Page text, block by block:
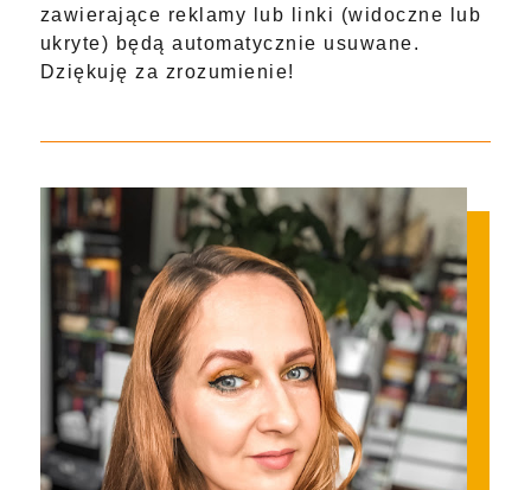
zawierające reklamy lub linki (widoczne lub
ukryte) będą automatycznie usuwane.
Dziękuję za zrozumienie!